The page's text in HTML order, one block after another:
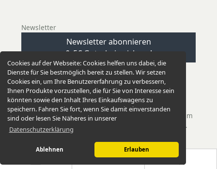
Cookies auf der Webseite:Cookies helfen uns dabei, die
Dienste für Sie bestmöglich bereit zu stellen. Wir setzen
Cookies ein, um Ihre Benutzererfahrung zu verbessern,
Ihnen Produkte vorzustellen, die für Sie von Interesse sein
könnten sowie den Inhalt Ihres Einkaufswagens zu
speichern. Fahren Sie fort, wenn Sie damit einverstanden
sind oder lesen Sie Näheres in unserer
Datenschutzerklärung
Ablehnen Erlauben
Newsletter
Newsletter abonnieren
& 5€ Gutschein sichern!
EINKAUFEN GANZ EINFACH
Unsere Versandkosten betragen nur 2,95 €. Bei einem
Einkauf ab 50,00 € versenden wir versandkostenfrei.
© 2026 -
M&D Sylt OHG Schmuck und Accessoires